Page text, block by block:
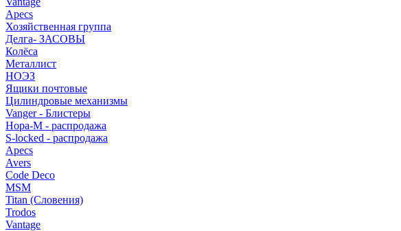
Apecs
Хозяйственная группа
Делга- ЗАСОВЫ
Колёса
Металлист
НОЭЗ
Ящики почтовые
Цилиндровые механизмы
Vanger - Блистеры
Нора-М - распродажа
S-locked - распродажа
Apecs
Avers
Code Deco
MSM
Titan (Словения)
Trodos
Vantage